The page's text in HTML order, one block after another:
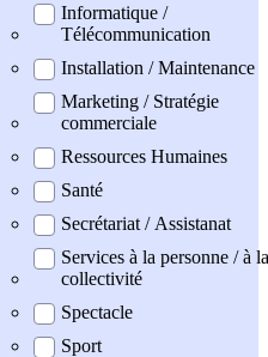
Informatique /
Télécommunication
Installation / Maintenance
Marketing / Stratégie
commerciale
Ressources Humaines
Santé
Secrétariat / Assistanat
Services à la personne / à la
collectivité
Spectacle
Sport